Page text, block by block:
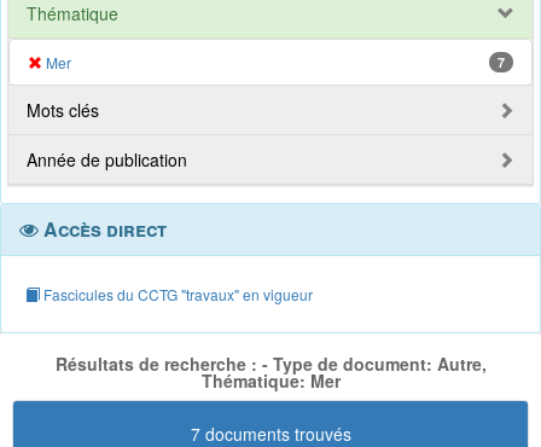
Thématique
Mer 7
Mots clés
Année de publication
Accès direct
Fascicules du CCTG "travaux" en vigueur
Résultats de recherche : - Type de document: Autre,
Thématique: Mer
7 documents trouvés